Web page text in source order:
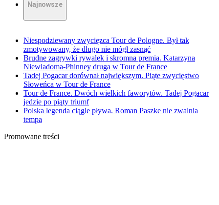
Najnowsze
Niespodziewany zwycięzca Tour de Pologne. Był tak
zmotywowany, że długo nie mógł zasnąć
Brudne zagrywki rywalek i skromna premia. Katarzyna
Niewiadoma-Phinney druga w Tour de France
Tadej Pogacar dorównał największym. Piąte zwycięstwo
Słoweńca w Tour de France
Tour de France. Dwóch wielkich faworytów. Tadej Pogacar
jedzie po piąty triumf
Polska legenda ciągle pływa. Roman Paszke nie zwalnia
tempa
Promowane treści